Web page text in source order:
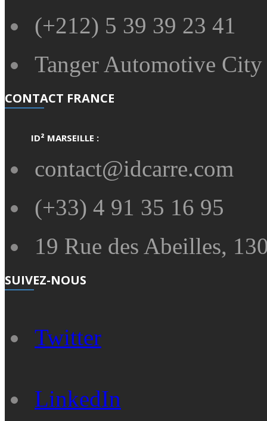
(+212) 5 39 39 23 41
Tanger Automotive City
CONTACT FRANCE
ID² MARSEILLE :
contact@idcarre.com
(+33) 4 91 35 16 95
19 Rue des Abeilles,
SUIVEZ-NOUS
Twitter
LinkedIn